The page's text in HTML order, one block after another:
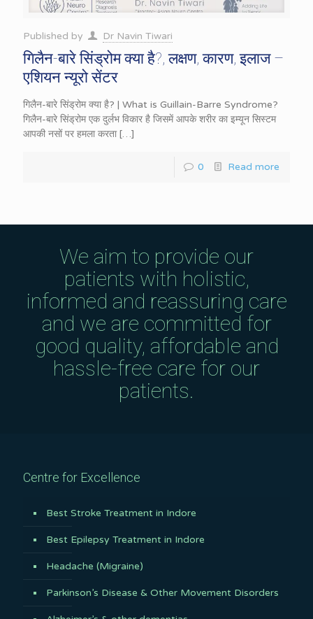
Published by Dr Navin Tiwari
गिलैन-बारे सिंड्रोम क्या है?, लक्षण, कारण, इलाज –
एशियन न्यूरो सेंटर
गिलैन-बारे सिंड्रोम क्या है? | What is Guillain-Barre Syndrome?
गिलैन-बारे सिंड्रोम एक दुर्लभ विकार है जिसमें आपके शरीर का इम्यून सिस्टम
आपकी नसों पर हमला करता […]
0 Read more
We aim to provide our
patients with holistic,
informed and reassuring care
and we are committed for
good quality, affordable and
hassle-free care for our
patients.
Centre for Excellence
Best Stroke Treatment in Indore
Best Epilepsy Treatment in Indore
Headache (Migraine)
Parkinson’s Disease & Other Movement Disorders